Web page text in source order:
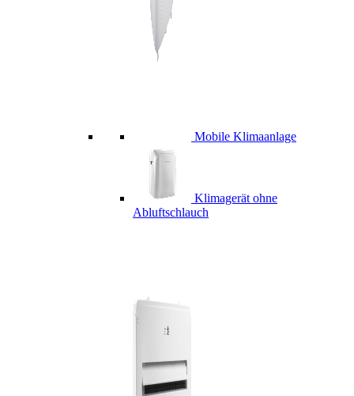
Mobile Klimaanlage
Klimagerät ohne
Abluftschlauch